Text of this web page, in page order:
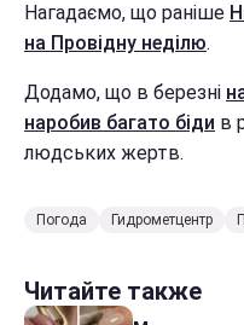
Нагадаємо, що раніше
на Провідну неділю.
Додамо, що в березні
наробив багато біди в
людських жертв.
Погода Гидрометцентр
Читайте также